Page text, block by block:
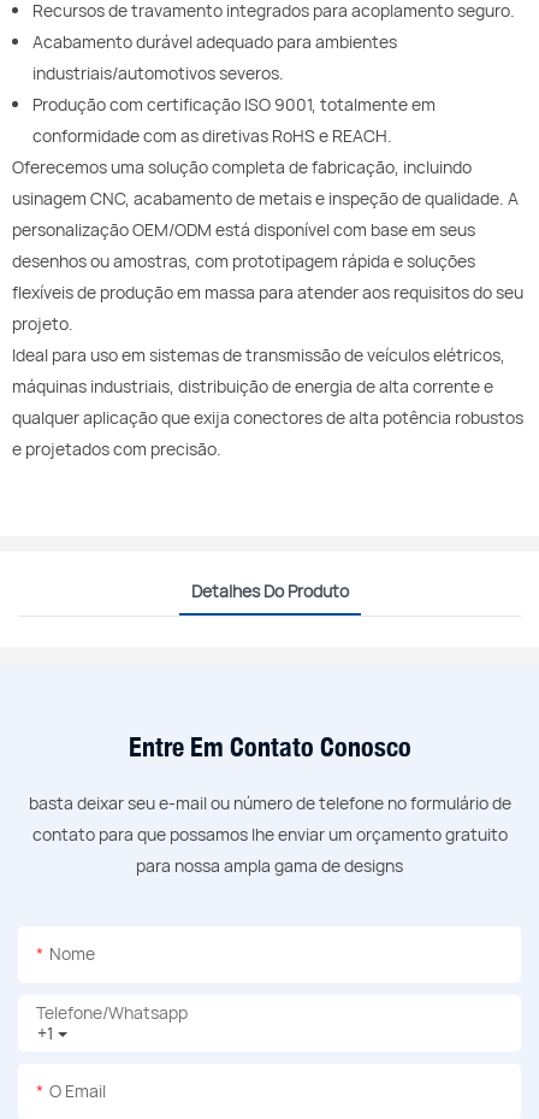
Recursos de travamento integrados para acoplamento seguro.
Acabamento durável adequado para ambientes
industriais/automotivos severos.
Produção com certificação ISO 9001, totalmente em
conformidade com as diretivas RoHS e REACH.
Oferecemos uma solução completa de fabricação, incluindo
usinagem CNC, acabamento de metais e inspeção de qualidade. A
personalização OEM/ODM está disponível com base em seus
desenhos ou amostras, com prototipagem rápida e soluções
flexíveis de produção em massa para atender aos requisitos do seu
projeto.
Ideal para uso em sistemas de transmissão de veículos elétricos,
máquinas industriais, distribuição de energia de alta corrente e
qualquer aplicação que exija conectores de alta potência robustos
e projetados com precisão.
Detalhes Do Produto
Entre Em Contato Conosco
basta deixar seu e-mail ou número de telefone no formulário de
contato para que possamos lhe enviar um orçamento gratuito
para nossa ampla gama de designs
Nome
+1
Telefone/whatsapp
O Email